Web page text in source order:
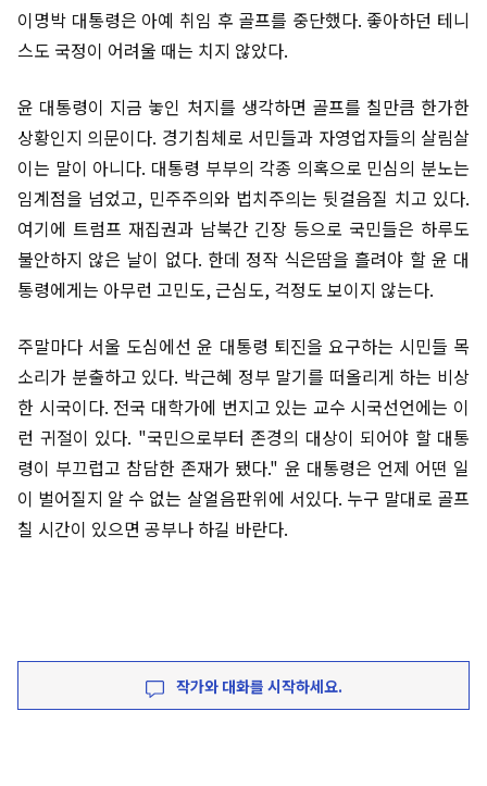
이명박 대통령은 아예 취임 후 골프를 중단했다. 좋아하던 테니
스도 국정이 어려울 때는 치지 않았다.
윤 대통령이 지금 놓인 처지를 생각하면 골프를 칠만큼 한가한
상황인지 의문이다. 경기침체로 서민들과 자영업자들의 살림살
이는 말이 아니다. 대통령 부부의 각종 의혹으로 민심의 분노는
임계점을 넘었고, 민주주의와 법치주의는 뒷걸음질 치고 있다.
여기에 트럼프 재집권과 남북간 긴장 등으로 국민들은 하루도
불안하지 않은 날이 없다. 한데 정작 식은땀을 흘려야 할 윤 대
통령에게는 아무런 고민도, 근심도, 걱정도 보이지 않는다.
주말마다 서울 도심에선 윤 대통령 퇴진을 요구하는 시민들 목
소리가 분출하고 있다. 박근혜 정부 말기를 떠올리게 하는 비상
한 시국이다. 전국 대학가에 번지고 있는 교수 시국선언에는 이
런 귀절이 있다. "국민으로부터 존경의 대상이 되어야 할 대통
령이 부끄럽고 참담한 존재가 됐다." 윤 대통령은 언제 어떤 일
이 벌어질지 알 수 없는 살얼음판위에 서있다. 누구 말대로 골프
칠 시간이 있으면 공부나 하길 바란다.
작가와 대화를 시작하세요.